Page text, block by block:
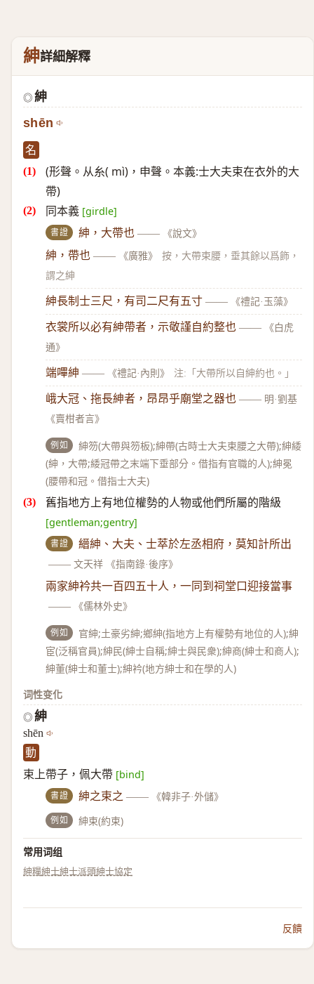
紳詳細解釋
◎ 紳
shēn
名
(形聲。从糸( mì)，申聲。本義:士大夫束在衣外的大
帶)
同本義 [girdle]
書證 紳，大帶也 —— 《說文》
紳，帶也 —— 《廣雅》
按，大帶束腰，垂其餘以爲飾，
謂之紳
紳長制士三尺，有司二尺有五寸 —— 《禮記·玉藻》
衣裳所以必有紳帶者，示敬謹自約整也 ——
《白虎
通》
端嗶紳 —— 《禮記·內則》 注:「大帶所以自紳約也。」
峨大冠、拖長紳者，昂昂乎廟堂之器也 —— 明·劉基
《賣柑者言》
例如
紳笏(大帶與笏板);紳帶(古時士大夫束腰之大帶);紳緌
(紳，大帶;緌冠帶之末端下垂部分。借指有官職的人);紳冕
(腰帶和冠。借指士大夫)
舊指地方上有地位權勢的人物或他們所屬的階級
[gentleman;gentry]
書證
縉紳、大夫、士萃於左丞相府，莫知計所出
—— 文天祥 《指南錄·後序》
兩家紳衿共一百四五十人，一同到祠堂口迎接當事
——
《儒林外史》
例如
官紳;土豪劣紳;鄉紳(指地方上有權勢有地位的人);紳
宦(泛稱官員);紳民(紳士自稱;紳士與民衆);紳商(紳士和商人);
紳董(紳士和董士);紳衿(地方紳士和在學的人)
词性变化
◎ 紳
shēn
動
束上帶子，佩大帶 [bind]
書證 紳之束之 —— 《韓非子·外儲》
例如 紳束(約束)
常用词组
紳糧紳士紳士派頭紳士協定
反饋